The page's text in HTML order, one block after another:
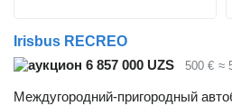
Irisbus RECREO
6 857 000 UZS
500 € ≈
Междугородний-пригородный